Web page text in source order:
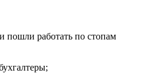
пошли работать по стопам